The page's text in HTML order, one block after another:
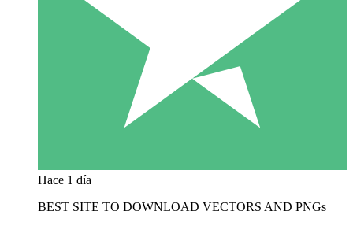
Hace 1 día
BEST SITE TO DOWNLOAD VECTORS AND PNGs